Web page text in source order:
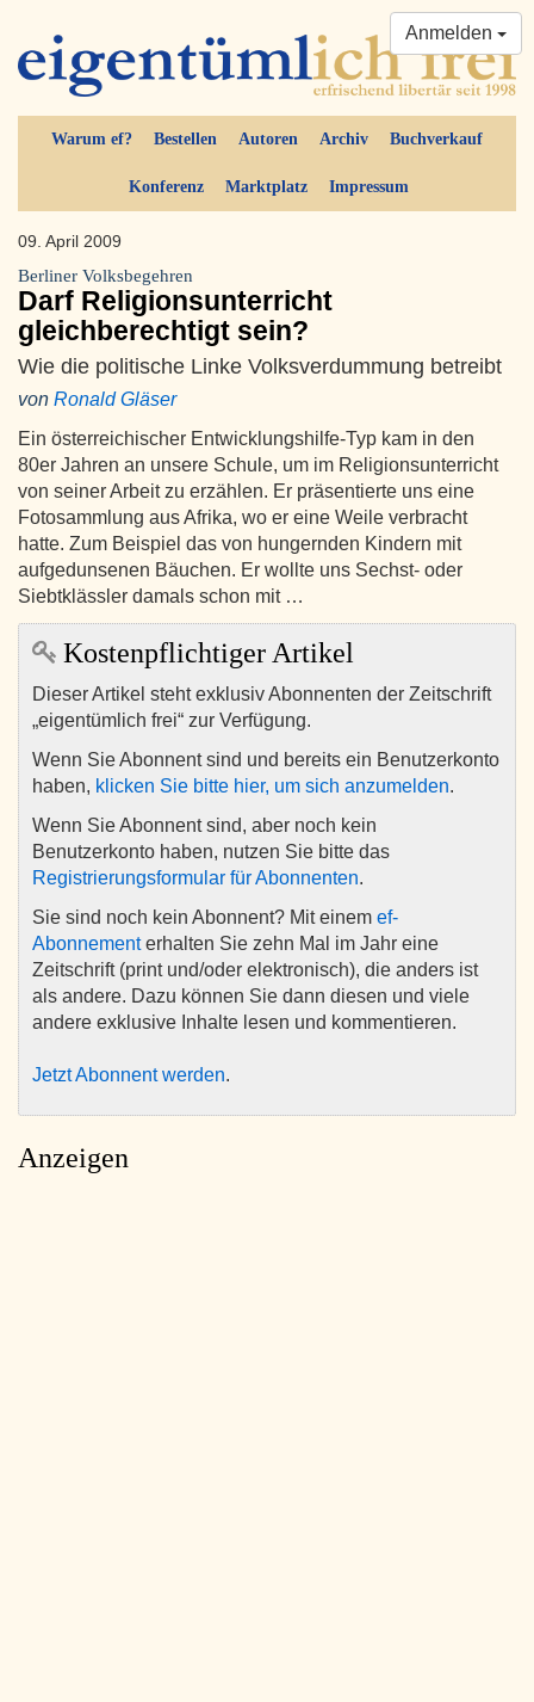
Warum ef? Bestellen Autoren Archiv Buchverkauf
Konferenz Marktplatz Impressum
Anmelden
09. April 2009
Berliner Volksbegehren
Darf Religionsunterricht
gleichberechtigt sein?
Wie die politische Linke Volksverdummung betreibt
von Ronald Gläser
Ein österreichischer Entwicklungshilfe-Typ kam in den
80er Jahren an unsere Schule, um im Religionsunterricht
von seiner Arbeit zu erzählen. Er präsentierte uns eine
Fotosammlung aus Afrika, wo er eine Weile verbracht
hatte. Zum Beispiel das von hungernden Kindern mit
aufgedunsenen Bäuchen. Er wollte uns Sechst- oder
Siebtklässler damals schon mit …
Kostenpflichtiger Artikel
Dieser Artikel steht exklusiv Abonnenten der Zeitschrift
„eigentümlich frei“ zur Verfügung.
Wenn Sie Abonnent sind und bereits ein Benutzerkonto
haben, klicken Sie bitte hier, um sich anzumelden.
Wenn Sie Abonnent sind, aber noch kein
Benutzerkonto haben, nutzen Sie bitte das
Registrierungsformular für Abonnenten.
Sie sind noch kein Abonnent? Mit einem ef-
Abonnementerhalten Sie zehn Mal im Jahr eine
Zeitschrift (print und/oder elektronisch), die anders ist
als andere. Dazu können Sie dann diesen und viele
andere exklusive Inhalte lesen und kommentieren.
Jetzt Abonnent werden.
Anzeigen